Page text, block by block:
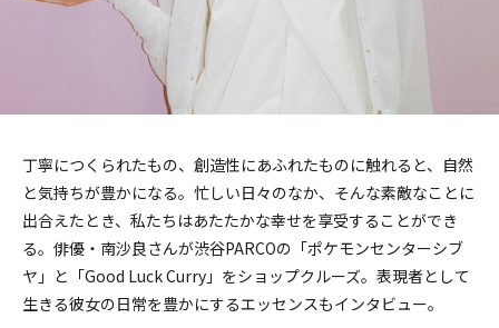
丁寧につくられたもの、創造性にあふれたものに触れると、自然
と気持ちが豊かになる。忙しい日々のなか、そんな素敵なことに
出合えたとき、私たちはあたたかな幸せを享受することができ
る。俳優・南沙良さんが渋谷PARCOの「ポケモンセンターシブ
ヤ」と「Good Luck Curry」をショップクルーズ。表現者として
生きる彼女の日常を豊かにするエッセンスもインタビュー。